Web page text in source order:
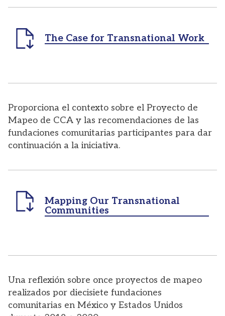
The Case for Transnational Work
Proporciona el contexto sobre el Proyecto de
Mapeo de CCA y las recomendaciones de las
fundaciones comunitarias participantes para dar
continuación a la iniciativa.
Mapping Our Transnational
Communities
Una reflexión sobre once proyectos de mapeo
realizados por diecisiete fundaciones
comunitarias en México y Estados Unidos